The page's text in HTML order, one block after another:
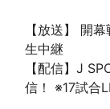
【放送】 開
生中継
【配信】J
信！ ※17試合